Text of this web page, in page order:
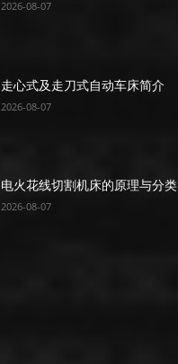
2026-08-07
走心式及走刀式自动车床简介
2026-08-07
电火花线切割机床的原理与分类
2026-08-07